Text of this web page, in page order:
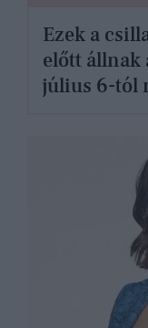
Ezek a
előtt állnak
július 6-tól